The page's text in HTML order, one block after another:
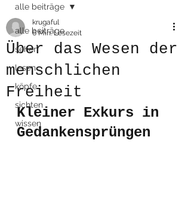
alle beiträge
sehen
lesen
köpfe
sichten
wissen
alle beiträge
Über das Wesen der
menschlichen
Freiheit
krugaful
6 Min. Lesezeit
Kleiner Exkurs in
Gedankensprüngen